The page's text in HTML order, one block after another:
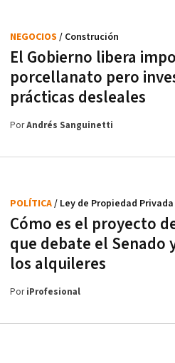
El Gobierno libera
porcellanato pero
prácticas desleales
NEGOCIOS / Construción
PorAndrés Sanguinetti
Cómo es el proyecto
que debate el Senado
los alquileres
POLÍTICA/ Ley de Propiedad Privada
PoriProfesional